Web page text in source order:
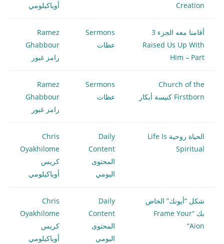
Creation
أوياكيلومي
أقامنا معه الجزء 3
Raised Us Up With
Him – Part
Sermons
عظات
Ramez
Ghabbour
رامز غبور
Church of the
Firstborn كنيسة أبكار
Sermons
عظات
Ramez
Ghabbour
رامز غبور
الحياة روحية Life Is
Spiritual
Daily
Content
المحتوى
اليومي
Chris
Oyakhilome
كريس
أوياكيلومي
شكل “أيونك” الخاص
بك “Frame Your
“Aion
Daily
Content
المحتوى
اليومي
Chris
Oyakhilome
كريس
أوياكيلومي